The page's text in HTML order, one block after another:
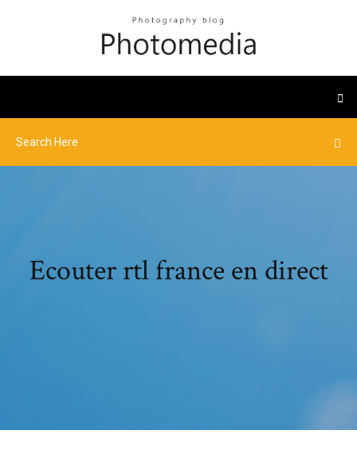
Ecouter rtl france en direct